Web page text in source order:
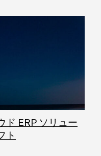
ド ERP ソリュー
ト